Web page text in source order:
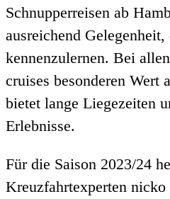
Schnupperreisen ab
ausreichend
kennenzulernen. Bei
cruises besonderen Wert
bietet lange Liegezeiten
Erlebnisse.
Für die Saison 2023/24
Kreuzfahrtexperten